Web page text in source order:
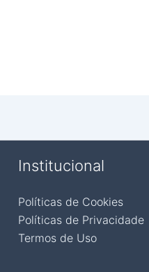
Institucional
Políticas de Cookies
Políticas de Privacidade
Termos de Uso